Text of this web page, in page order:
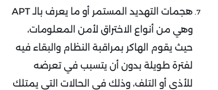
هجمات التهديد المستمر أو ما يعرف بالـ APT
وهي من أنواع الاختراق لأمن المعلومات،
حيث يقوم الهاكر بمراقبة النظام والبقاء فيه
لفترة طويلة بدون أن يتسبب في تعرضه
للأذى أو التلف، وذلك في الحالات التي يمتلك